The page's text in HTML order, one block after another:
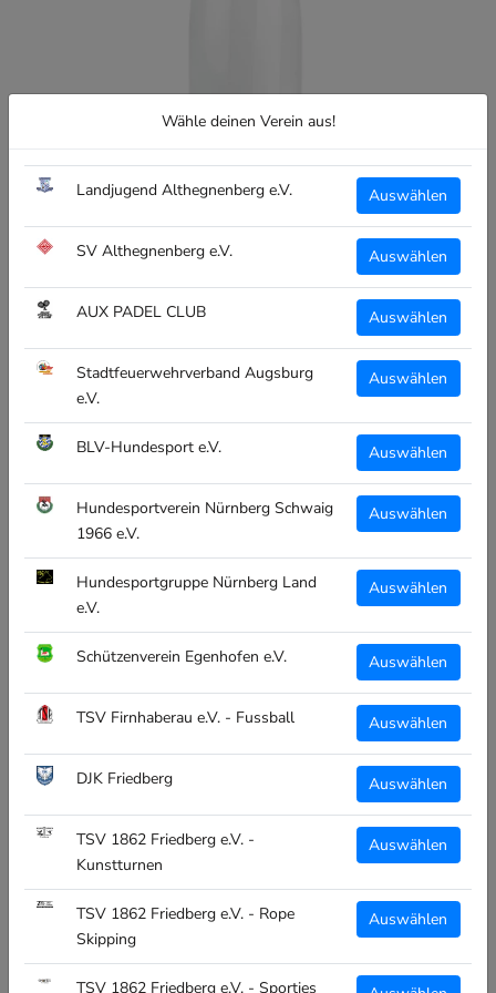
Wähle deinen Verein aus!
Landjugend Althegnenberg e.V. Auswählen
SV Althegnenberg e.V. Auswählen
AUX PADEL CLUB Auswählen
Stadtfeuerwehrverband Augsburg
e.V.
Auswählen
BLV-Hundesport e.V. Auswählen
Hundesportverein Nürnberg Schwaig
1966 e.V.
Auswählen
Hundesportgruppe Nürnberg Land
e.V.
Auswählen
Schützenverein Egenhofen e.V. Auswählen
TSV Firnhaberau e.V. - Fussball Auswählen
DJK Friedberg Auswählen
TSV 1862 Friedberg e.V. -
Kunstturnen
Auswählen
TSV 1862 Friedberg e.V. - Rope
Skipping
Auswählen
TSV 1862 Friedberg e.V. - Sporties
CT THERMOFLASCHE TSV 1862
FRIEDBERG E.V. -
€19,95
Uni
Menge:
IN DEN WARENKORB